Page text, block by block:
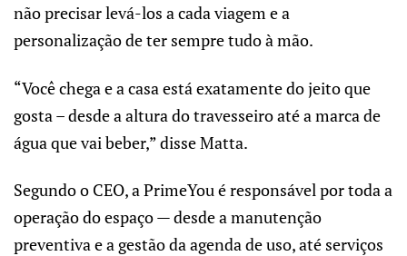
não precisar levá-los a cada viagem e a
personalização de ter sempre tudo à mão.
“Você chega e a casa está exatamente do jeito que
gosta – desde a altura do travesseiro até a marca de
água que vai beber,” disse Matta.
Segundo o CEO, a PrimeYou é responsável por toda a
operação do espaço — desde a manutenção
preventiva e a gestão da agenda de uso, até serviços